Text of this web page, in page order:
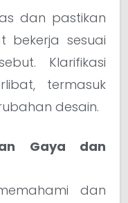
dan pastikan
bekerja sesuai
Klarifikasi
termasuk
desain.
Gaya dan
dan